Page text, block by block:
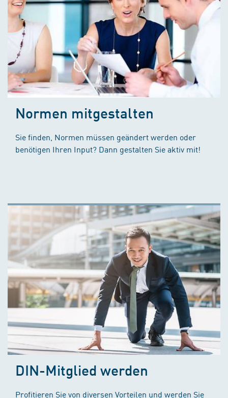
Normen mitgestalten
Sie finden, Normen müssen geändert werden oder
benötigen Ihren Input? Dann gestalten Sie aktiv mit!
DIN-Mitglied werden
Profitieren Sie von diversen Vorteilen und werden Sie